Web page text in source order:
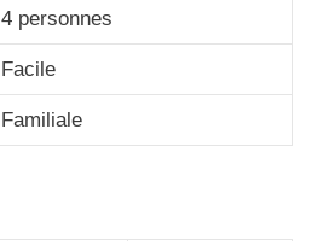
4 personnes
Facile
Familiale